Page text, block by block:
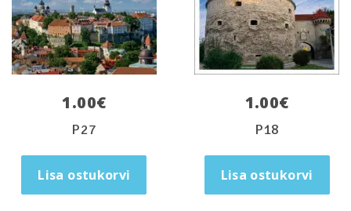
1.00€
P27
Lisa ostukorvi
1.00€
P18
Lisa ostukorvi